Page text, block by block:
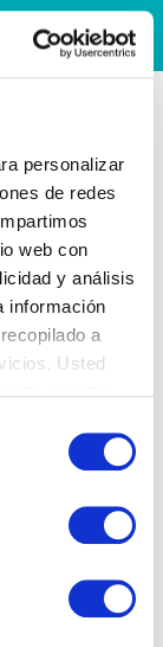
personalizar
de redes
web con
y análisis
información
a
Usted